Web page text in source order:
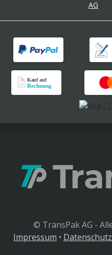
© TransPak AG -
Impressum • Datenschutz